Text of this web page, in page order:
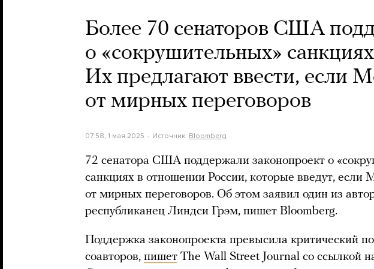
Более 70 сенаторов США
о «сокрушительных»
Их предлагают ввести, если
от мирных переговоров
07:58, 1 мая 2025 Источник: Bloomberg
72 сенатора США поддержали законопроект о
санкциях в отношении России, которые введут, если
от мирных переговоров. Об этом заявил один из
республиканец Линдси Грэм, пишет Bloomberg.
Поддержка законопроекта превысила критический
соавторов, пишет The Wall Street Journal со ссылкой